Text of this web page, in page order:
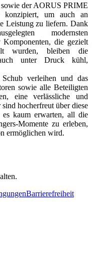
der AORUS PRIME
konzipiert, um auch an
Leistung zu liefern. Dank
modernsten
Komponenten, die gezielt
wurden, bleiben die
unter Druck kühl,
verleihen und das
sowie alle Beteiligten
eine verlässliche und
hocherfreut über diese
kaum erwarten, all die
Momente zu erleben,
ermöglichen wird.
Barrierefreiheit